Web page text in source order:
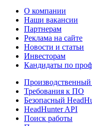
О компании
Наши вакансии
Партнерам
Реклама на сайте
Новости и статьи
Инвесторам
Кандидаты по
Производственный
Требования к ПО
Безопасный
HeadHunter API
Поиск работы